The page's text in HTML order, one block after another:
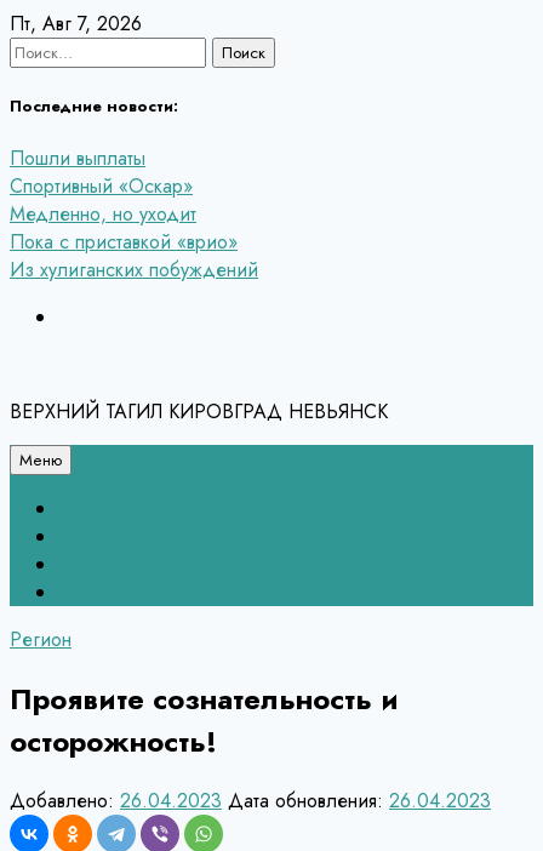
Перейти
к
Пт, Авг 7, 2026
Найти:
Последние новости:
Пошли выплаты
Спортивный «Оскар»
Медленно, но уходит
Пока с приставкой «врио»
Из хулиганских побуждений
ВЕРХНИЙ ТАГИЛ КИРОВГРАД НЕВЬЯНСК
Меню
Регион
Проявите сознательность и
осторожность!
Добавлено: 26.04.2023 Дата обновления: 26.04.2023